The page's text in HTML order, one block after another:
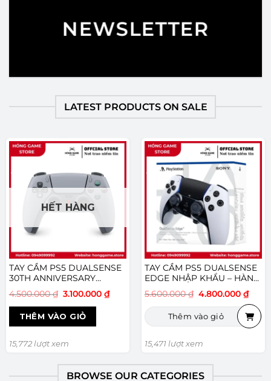
NEWSLETTER
LATEST PRODUCTS ON SALE
-31%
HẾT HÀNG
TAY CẦM PS5 DUALSENSE
30TH ANNIVERSARY
LIMITED EDITION CHÍNH
HÃNG SONY VN – HÀNG
MỚI
4.500.000₫ Giá
là:
4.500.000 ₫.
3.100.000 ₫Giá
hiện
3.100.000 ₫.
THÊM VÀO GIỎ
15,772 lượt xem
-14%
TAY CẦM PS5 DUALSENSE
EDGE NHẬP KHẨU – HÀNG
5.600.000₫ Giá
là:
5.600.000 ₫.
4.800.000 ₫Giá
hiện
tại
là:
Thêm vào giỏ
15,471 lượt xem
BROWSE OUR CATEGORIES